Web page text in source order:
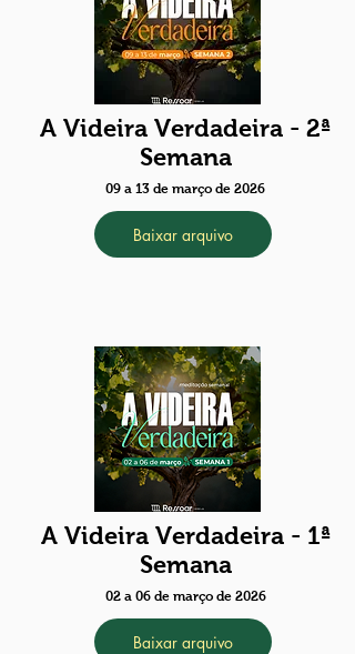
A Videira Verdadeira - 2ª
Semana
09 a 13 de março de 2026
Baixar arquivo
A Videira Verdadeira - 1ª
Semana
02 a 06 de março de 2026
Baixar arquivo